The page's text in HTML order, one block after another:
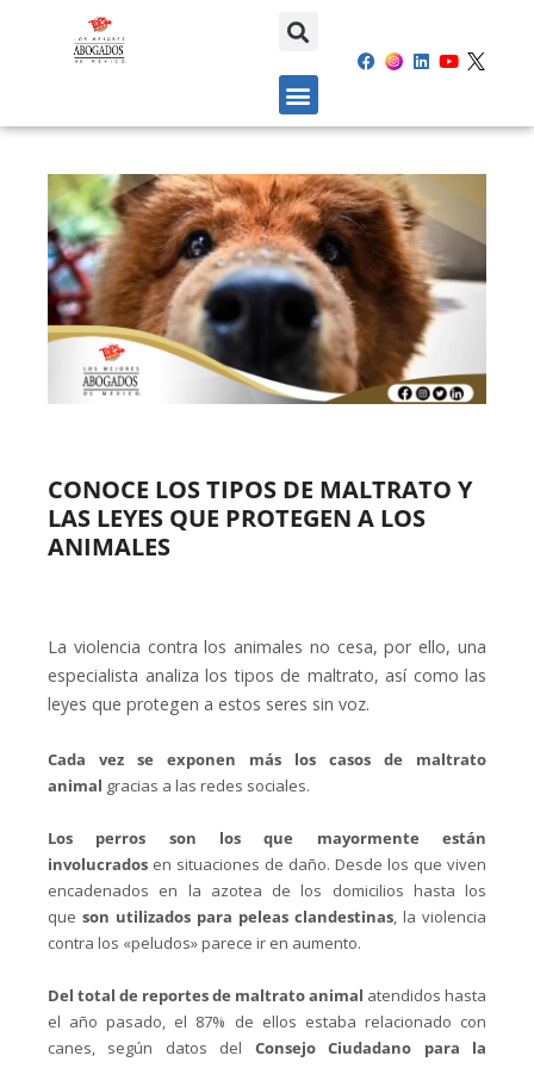
CONOCE LOS TIPOS DE MALTRATO Y
LAS LEYES QUE PROTEGEN A LOS
ANIMALES
La violencia contra los animales no cesa, por ello, una
especialista analiza los tipos de maltrato, así como las
leyes que protegen a estos seres sin voz.
Cada vez se exponen más los casos de maltrato
animal gracias a las redes sociales.
Los perros son los que mayormente están
involucrados en situaciones de daño. Desde los que viven
encadenados en la azotea de los domicilios hasta los
que son utilizados para peleas clandestinas, la violencia
contra los «peludos» parece ir en aumento.
Del total de reportes de maltrato animal atendidos hasta
el año pasado, el 87% de ellos estaba relacionado con
canes, según datos del Consejo Ciudadano para la